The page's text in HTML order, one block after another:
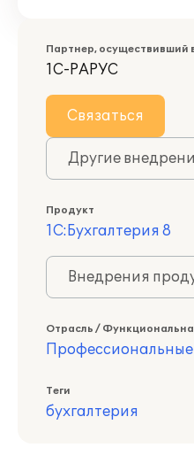
Партнер, осуществивший
1С-РАРУС
Связаться
Другие
Продукт
1С:Бухгалтерия 8
Внедрения
Отрасль /
Профессиональные
Теги
бухгалтерия